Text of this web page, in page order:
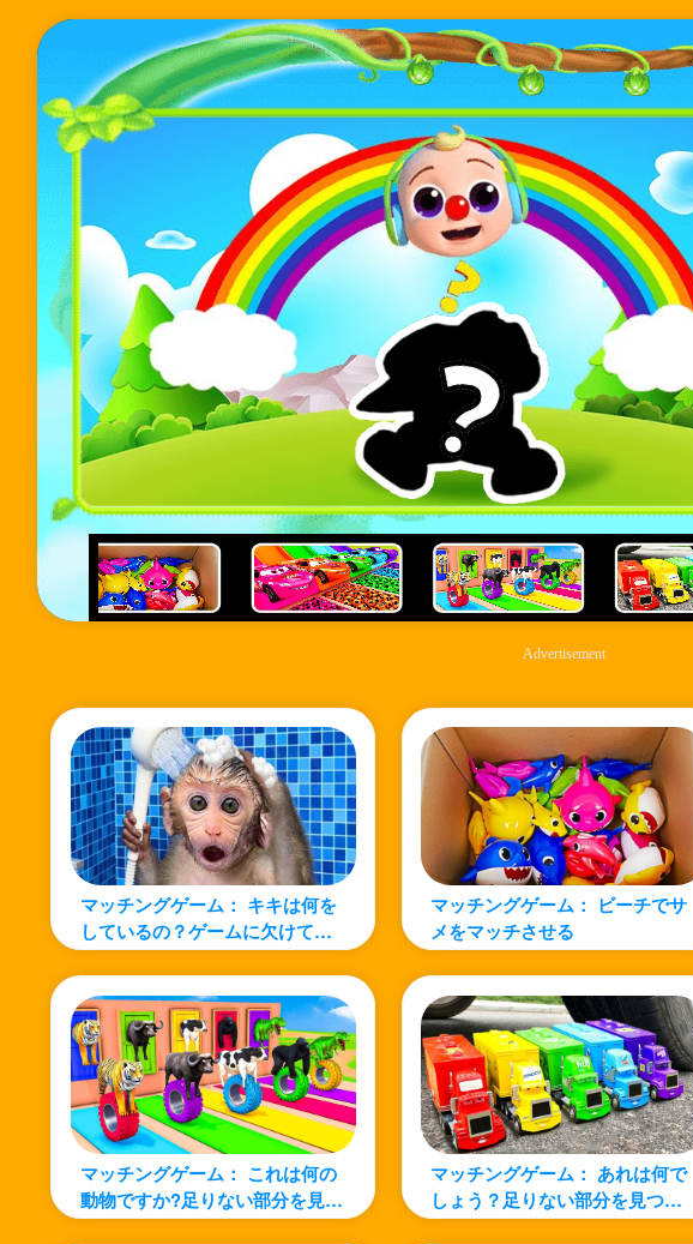
Advertisement
マッチングゲーム： キキは何を
しているの？ゲームに欠けてい
る部分を見つけよう！
マッチングゲーム： ビーチでサ
メをマッチさせる
マッチングゲーム： これは何の
動物ですか?足りない部分を見つ
けよう！
マッチングゲーム： あれは何で
しょう？足りない部分を見つけ
よう！